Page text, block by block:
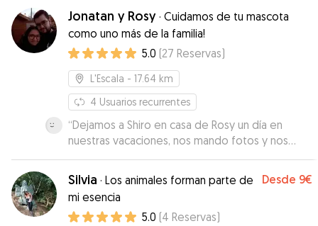
repetiremos, estaremos encantados de poder
seguir contando con su ayuda, gracias por todo!
Jonatan y Rosy · Cuidamos de tu mascota
como uno más de la familia!
5.0 (27 Reservas)
L'Escala - 17.64 km
4 Usuarios recurrentes
“Dejamos a Shiro en casa de Rosy un día en
nuestras vacaciones, nos mando fotos y nos
mantenía informados en todo momento sobre
cómo estaba. La experiencia fue tan bueno, que
al día siguiente repetimos ya que shiro salió muy
contento. Cuando volvimos a dejarlo el
siguiente día, se quedó allí muy contento
Silvia · Los animales forman parte de
mi esencia
Desde 9€
5.0 (4 Reservas)